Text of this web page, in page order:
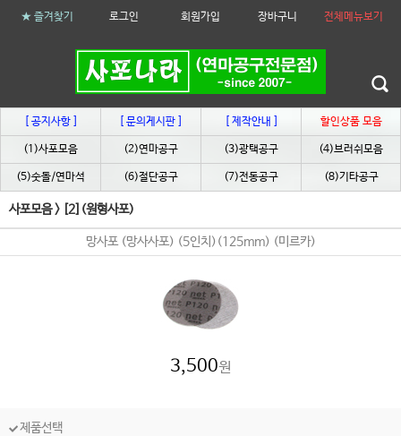
★ 즐겨찾기 로그인 회원가입 장바구니 전체메뉴보기
[ 공지사항 ] [ 문의게시판 ] [ 제작안내 ] 할인상품 모음
(1)사포모음 (2)연마공구 (3)광택공구 (4)브러쉬모음
(5)숫돌/연마석 (6)절단공구 (7)전동공구 (8)기타공구
사포모음> [2](원형사포)
망사포 (망사사포) (5인치)(125mm) (미르카)
3,500원
제품선택